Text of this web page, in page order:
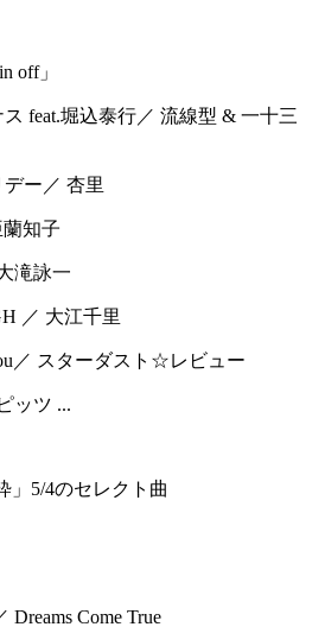
off」
feat.堀込泰行／ 流線型 & 一十三
ー／ 杏里
蘭知子
滝詠一
／ 大江千里
／ スターダスト☆レビュー
ッツ ...
」5/4のセレクト曲
Come True